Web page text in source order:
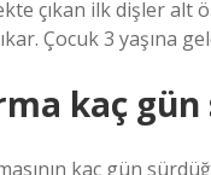
çıkan ilk dişler alt
Çocuk 3 yaşına
kaç
kaç gün